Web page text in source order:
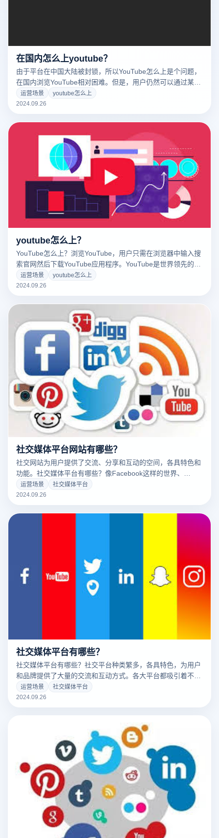
在国内怎么上youtube？
由于平台在中国大陆被封锁，所以YouTube怎么上是个问题，
在国内浏览YouTube相对困难。但是，用户仍然可以通过某种
方式绕过限制，安全地浏览YouTube。常用的方法有使用
VPN(虚拟个人网络)服务、代理服务器或特定浏览器工具。这
些方法可以帮助用户隐藏真实的IP地址，从而突破网络限制，
实现浏览。为了确保网络安全和数据隐私，选择可靠的工具和
服务非常重要。
运营场景
youtube怎么上
2024.09.26
youtube怎么上？
YouTube怎么上？浏览YouTube，用户只需在浏览器中输入搜
索官网然后下载YouTube应用程序。YouTube是世界领先的视
频共享平台，提供丰富多样的内容，包括音乐视频、教育课
程、综艺节目等。用户可以通过注册账户创建个人频道，上传
广阔的空间，无论是寻找特定的视频内容还是分享自己的创
运营场景
youtube怎么上
2024.09.26
社交媒体平台网站有哪些？
社交网站为用户提供了交流、分享和互动的空间，各具特色和
功能。社交媒体平台有哪些？像Facebook这样的世界、
Instagram、Twitter和LinkedIn等知名平台吸引了数亿客户，
以满足不同的社会需求。在中国，有微信、微博、Tiktok、小
中不可或缺的一部分。这类社交平台不仅促进了个人之间的联
运营场景
社交媒体平台
2024.09.26
社交媒体平台有哪些？
社交媒体平台有哪些？社交平台种类繁多，各具特色，为用户
和品牌提供了大量的交流和互动方式。各大平台都吸引着不同
的受众，从Facebook和Instagram，到LinkedIn，再到
YouTube和视频共享平台的短视频应用TikTok。这类平台不仅
地选择适合自己的沟通和推广方式。
运营场景
社交媒体平台
2024.09.26